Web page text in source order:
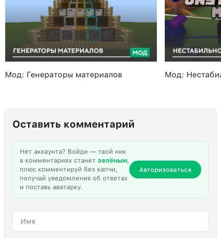
Мод: Генераторы материалов Мод:
Оставить комментарий
Нет аккаунта? Войди — твой ник
в комментариях станет зелёным,
плюс комментируй без капчи,
получай уведомления об ответах
и поставь аватарку.
Авторизоваться